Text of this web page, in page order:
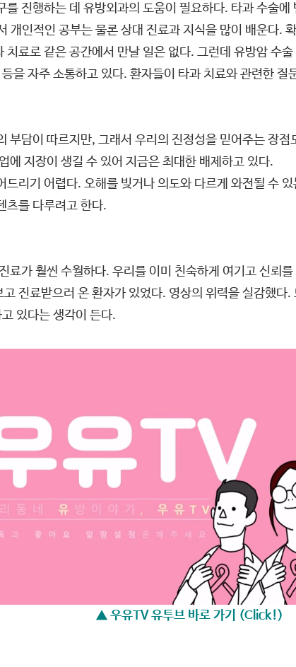
를 진행하는 데 유방외과의 도움이 필요하다. 타과 수술
개인적인 공부는 물론 상대 진료과 지식을 많이 배운다.
료로 같은 공간에서 만날 일은 없다. 그런데 유방암 수
을 자주 소통하고 있다. 환자들이 타과 치료와 관련한
부담이 따르지만, 그래서 우리의 진정성을 믿어주는 장
에 지장이 생길 수 있어 지금은 최대한 배제하고 있다.
리기 어렵다. 오해를 빚거나 의도와 다르게 와전될 수
츠를 다루려고 한다.
료가 훨씬 수월하다. 우리를 이미 친숙하게 여기고 신뢰
진료받으러 온 환자가 있었다. 영상의 위력을 실감했
있다는 생각이 든다.
▲ 우유TV 유투브 바로 가기 (Click!)